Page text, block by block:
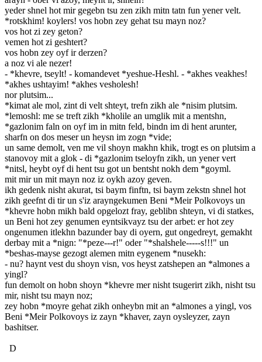
yeder shnel hot mir gegebn tsu zen zikh mitn tatn fun yener velt.
*rotskhim! koylers! vos hobn zey gehat tsu mayn noz?
vos hot zi zey geton?
vemen hot zi geshtert?
vos hobn zey oyf ir derzen?
a noz vi ale nezer!
- *khevre, tseylt! - komandevet *yeshue-Heshl. - *akhes veakhes!
*akhes ushtayim! *akhes vesholesh!
nor plutsim...
*kimat ale mol, zint di velt shteyt, trefn zikh ale *nisim plutsim.
*lemoshl: me se treft zikh *kholile an umglik mit a mentshn,
*gazlonim faln on oyf im in mitn feld, bindn im di hent arunter,
sharfn on dos meser un heysn im zogn *vide;
un same demolt, ven me vil shoyn makhn khik, trogt es on plutsim a
stanovoy mit a glok - di *gazlonim tseloyfn zikh, un yener vert
*nitsl, heybt oyf di hent tsu got un bentsht nokh dem *goyml.
mit mir un mit mayn noz iz oykh azoy geven.
ikh gedenk nisht akurat, tsi baym finftn, tsi baym zekstn shnel hot
zikh geefnt di tir un s'iz arayngekumen Beni *Meir Polkovoys un
*khevre hobn mikh bald opgelozt fray, geblibn shteyn, vi di statkes,
un Beni hot zey genumen eyntsikvayz tsu der arbet: er hot zey
ongenumen itlekhn bazunder bay di oyern, gut ongedreyt, gemakht
derbay mit a *nign: "*peze---r!" oder "*shalshele-----s!!!" un
*beshas-mayse gezogt alemen mitn eygenem *nusekh:
- nu? haynt vest du shoyn visn, vos heyst zatshepen an *almones a
yingl?
fun demolt on hobn shoyn *khevre mer nisht tsugerirt zikh, nisht tsu
mir, nisht tsu mayn noz;
zey hobn *moyre gehat zikh onheybn mit an *almones a yingl, vos
Beni *Meir Polkovoys iz zayn *khaver, zayn oysleyzer, zayn
bashitser.
D